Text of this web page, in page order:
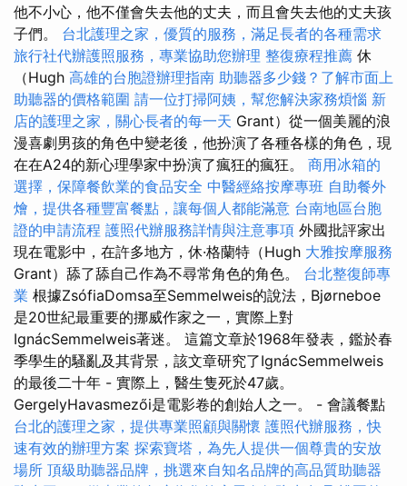
他不小心，他不僅會失去他的丈夫，而且會失去他的丈夫孩
子們。 台北護理之家，優質的服務，滿足長者的各種需求
旅行社代辦護照服務，專業協助您辦理 整復療程推薦 休
（Hugh 高雄的台胞證辦理指南 助聽器多少錢？了解市面上
助聽器的價格範圍 請一位打掃阿姨，幫您解決家務煩惱 新
店的護理之家，關心長者的每一天 Grant）從一個美麗的浪
漫喜劇男孩的角色中變老後，他扮演了各種各樣的角色，現
在在A24的新心理學家中扮演了瘋狂的瘋狂。 商用冰箱的
選擇，保障餐飲業的食品安全 中醫經絡按摩專班 自助餐外
燴，提供各種豐富餐點，讓每個人都能滿意 台南地區台胞
證的申請流程 護照代辦服務詳情與注意事項 外國批評家出
現在電影中，在許多地方，休·格蘭特（Hugh 大雅按摩服務
Grant）舔了舔自己作為不尋常角色的角色。 台北整復師專
業 根據ZsófiaDomsa至Semmelweis的說法，Bjørneboe
是20世紀最重要的挪威作家之一，實際上對
IgnácSemmelweis著迷。 這篇文章於1968年發表，鑑於春
季學生的騷亂及其背景，該文章研究了IgnácSemmelweis
的最後二十年 - 實際上，醫生隻死於47歲。
GergelyHavasmezői是電影卷的創始人之一。 - 會議餐點
台北的護理之家，提供專業照顧與關懷 護照代辦服務，快
速有效的辦理方案 探索寶塔，為先人提供一個尊貴的安放
場所 頂級助聽器品牌，挑選來自知名品牌的高品質助聽器